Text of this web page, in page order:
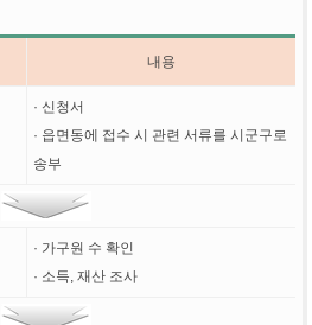
내용
· 신청서
· 읍면동에 접수 시 관련 서류를 시군구로
송부
· 가구원 수 확인
· 소득, 재산 조사